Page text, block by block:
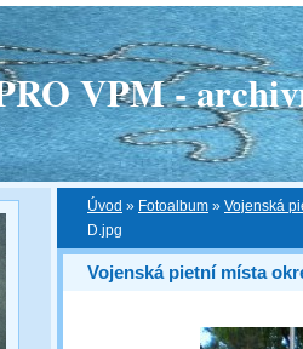
VPM -
Úvod » Fotoalbum » Vojenská
D.jpg
Vojenská pietní místa